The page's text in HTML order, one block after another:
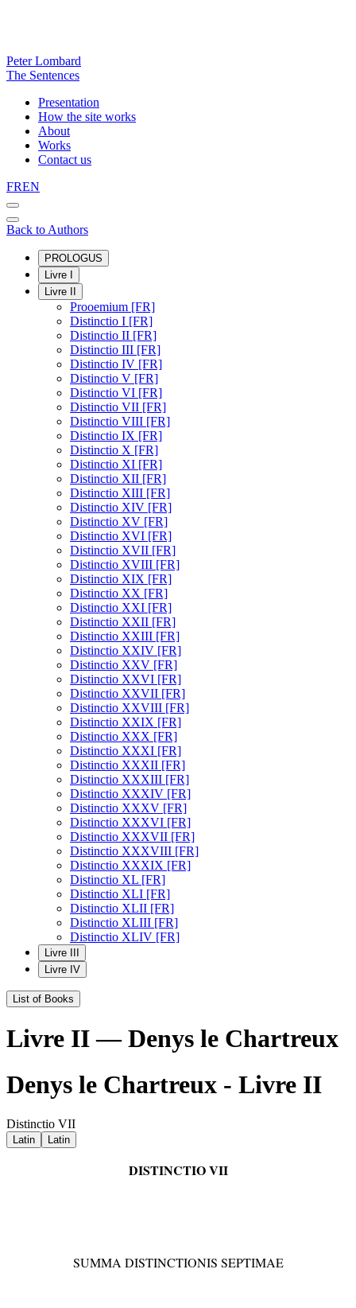
Peter Lombard
The Sentences
Presentation
How the site works
About
Works
Contact us
FREN
Back to Authors
PROLOGUS
Livre I
Livre II
Prooemium [FR]
Distinctio I [FR]
Distinctio II [FR]
Distinctio III [FR]
Distinctio IV [FR]
Distinctio V [FR]
Distinctio VI [FR]
Distinctio VII [FR]
Distinctio VIII [FR]
Distinctio IX [FR]
Distinctio X [FR]
Distinctio XI [FR]
Distinctio XII [FR]
Distinctio XIII [FR]
Distinctio XIV [FR]
Distinctio XV [FR]
Distinctio XVI [FR]
Distinctio XVII [FR]
Distinctio XVIII [FR]
Distinctio XIX [FR]
Distinctio XX [FR]
Distinctio XXI [FR]
Distinctio XXII [FR]
Distinctio XXIII [FR]
Distinctio XXIV [FR]
Distinctio XXV [FR]
Distinctio XXVI [FR]
Distinctio XXVII [FR]
Distinctio XXVIII [FR]
Distinctio XXIX [FR]
Distinctio XXX [FR]
Distinctio XXXI [FR]
Distinctio XXXII [FR]
Distinctio XXXIII [FR]
Distinctio XXXIV [FR]
Distinctio XXXV [FR]
Distinctio XXXVI [FR]
Distinctio XXXVII [FR]
Distinctio XXXVIII [FR]
Distinctio XXXIX [FR]
Distinctio XL [FR]
Distinctio XLI [FR]
Distinctio XLII [FR]
Distinctio XLIII [FR]
Distinctio XLIV [FR]
Livre III
Livre IV
List of Books
Livre II — Denys le Chartreux
Denys le Chartreux - Livre II
Distinctio VII
Latin Latin
DISTINCTIO VII
SUMMA DISTINCTIONIS SEPTIMAE